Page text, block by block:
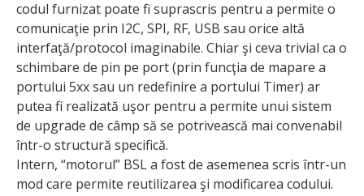
codul furnizat poate fi suprascris pentru a permite o
comunicaţie prin I2C, SPI, RF, USB sau orice altă
interfaţă/protocol imaginabile. Chiar şi ceva trivial ca o
schimbare de pin pe port (prin funcţia de mapare a
portului 5xx sau un redefinire a portului Timer) ar
putea fi realizată uşor pentru a permite unui sistem
de upgrade de câmp să se potrivească mai convenabil
într-o structură specifică.
Intern, “motorul” BSL a fost de asemenea scris într-un
mod care permite reutilizarea şi modificarea codului.